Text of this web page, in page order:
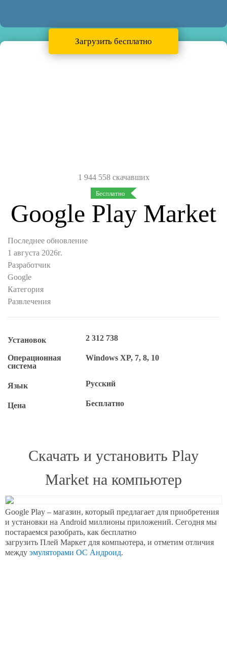
Загрузить бесплатно
1 944 558 скачавших
Бесплатно
Google Play Market
Последнее обновление
1 августа 2026г.
Разработчик
Google
Категория
Развлечения
Установок 2 312 738
Операционная
система
Windows XP, 7, 8, 10
Язык Русский
Цена Бесплатно
Скачать и установить Play
Market на компьютер
Google Play – магазин, который предлагает для приобретения
и установки на Android миллионы приложений. Сегодня мы
постараемся разобрать, как бесплатно
загрузить Плей Маркет для компьютера, и отметим отличия
между эмуляторами ОС Андроид.